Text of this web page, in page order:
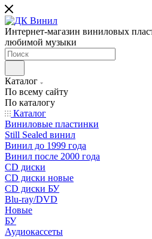
Интернет-магазин виниловых
любимой музыки
Каталог
По всему сайту
По каталогу
Каталог
Виниловые пластинки
Still Sealed винил
Винил до 1999 года
Винил после 2000 года
CD диски
CD диски новые
CD диски БУ
Blu-ray/DVD
Новые
БУ
Аудиокассеты